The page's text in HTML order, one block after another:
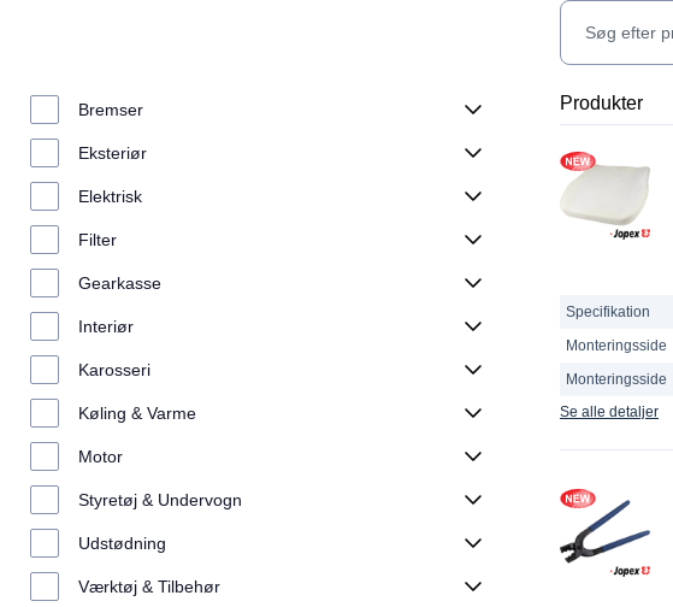
Bremser
Eksteriør
Elektrisk
Filter
Gearkasse
Interiør
Karosseri
Køling & Varme
Motor
Styretøj & Undervogn
Udstødning
Værktøj & Tilbehør
Produkter
Specifikation
Monteringsside
Monteringsside
Se alle detaljer